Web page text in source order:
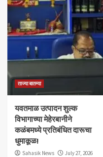
ताज्या बातम्या
यवतमाळ उत्पादन शुल्क
विभागाच्या मेहेरबानीने
कळंबमध्ये प्रतिबंधित दारूचा
धुमाकूळ!
Sahasik News
July 27, 2026